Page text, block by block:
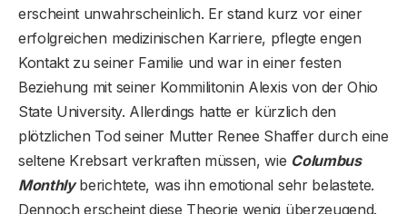
erscheint unwahrscheinlich. Er stand kurz vor einer
erfolgreichen medizinischen Karriere, pflegte engen
Kontakt zu seiner Familie und war in einer festen
Beziehung mit seiner Kommilitonin Alexis von der Ohio
State University. Allerdings hatte er kürzlich den
plötzlichen Tod seiner Mutter Renee Shaffer durch eine
seltene Krebsart verkraften müssen, wie Columbus
Monthlyberichtete, was ihn emotional sehr belastete.
Dennoch erscheint diese Theorie wenig überzeugend.